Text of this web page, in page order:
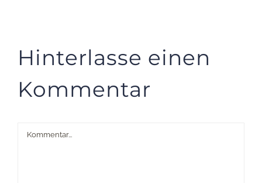
Hinterlasse einen
Kommentar
Kommentar